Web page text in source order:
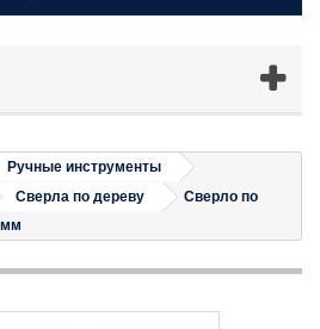
Ручные инструменты
Сверла по дереву
Сверло по